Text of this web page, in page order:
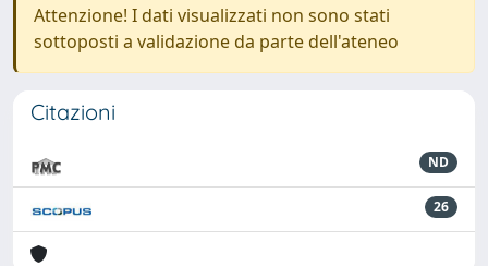
Attenzione! I dati visualizzati non sono stati
sottoposti a validazione da parte dell'ateneo
Citazioni
ND
26